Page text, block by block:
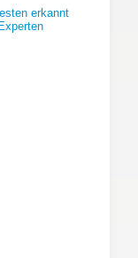
erkannt